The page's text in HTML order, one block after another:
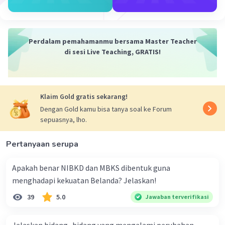
memicu persaingan antarbangsa dalam
di Indonesia.
Dengan demikian, dapat disimpulkan bahwa
memiliki pengaruh yang besar terhadap
penjelajahan samudra dan proses penjajahan di
Indonesia.
Beri Rating·0.0(0) Balas
Maximus E Level 100
13 Januari 2024 06:29
Jawaban terverifikasi
Perdalam pemahamanmu bersama Master Teacher
di sesi Live Teaching, GRATIS!
Klaim Gold gratis sekarang!
Dengan Gold kamu bisa tanya soal ke Forum
sepuasnya, lho.
Pertanyaan serupa
Apakah benar NIBKD dan MBKS dibentuk guna
menghadapi kekuatan Belanda? Jelaskan!
39 5.0 Jawaban terverifikasi